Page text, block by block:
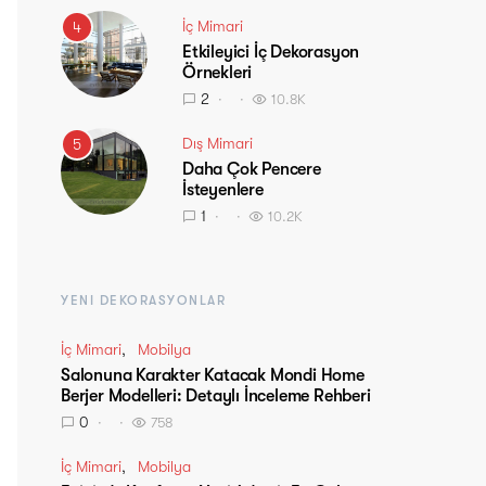
4 İç Mimari
Etkileyici İç Dekorasyon
Örnekleri
2 10.8K
5 Dış Mimari
Daha Çok Pencere
İsteyenlere
1 10.2K
YENI DEKORASYONLAR
İç Mimari Mobilya
Salonuna Karakter Katacak Mondi Home
Berjer Modelleri: Detaylı İnceleme Rehberi
0 758
İç Mimari Mobilya